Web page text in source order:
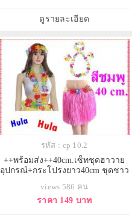
ดูรายละเอียด
รหัส : cp 10.2
++พร้อมส่ง++40cm.เซ็ทชุดฮาวาย
อุปกรณ์+กระโปรงยาว40cm ชุดชาว
กระโปรงเชือกฟาง กระโปรงเต้น
ฮาวาย
views 586 คน
ราคา 149 บาท